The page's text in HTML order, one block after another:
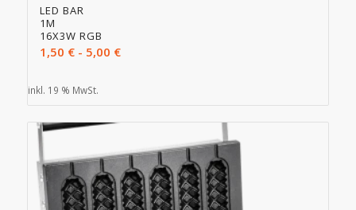
LED BAR
1M
16X3W RGB
1,50 €- 5,00 €
inkl. 19 % MwSt.